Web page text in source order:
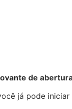
de
já pode iniciar